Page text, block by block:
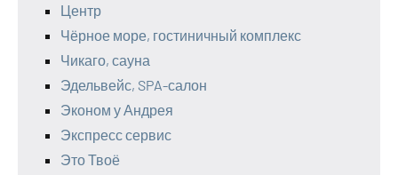
Центр
Чёрное море, гостиничный комплекс
Чикаго, сауна
Эдельвейс, SPA-салон
Эконом у Андрея
Экспресс сервис
Это Твоё